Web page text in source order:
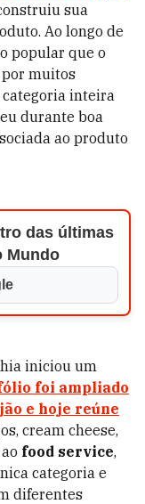
sua
Ao longo de
popular que o
por muitos
inteira
durante boa
ao produto
das últimas
Mundo
iniciou um
foi ampliado
e hoje reúne
cream cheese,
food service,
categoria e
diferentes